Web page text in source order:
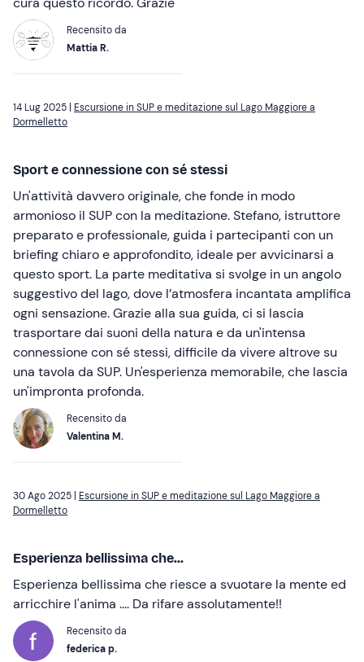
Recensito da
Mattia R.
14 Lug 2025 | Escursione in SUP e meditazione sul Lago Maggiore a
Dormelletto
Sport e connessione con sé stessi
Un'attività davvero originale, che fonde in modo
armonioso il SUP con la meditazione. Stefano, istruttore
preparato e professionale, guida i partecipanti con un
briefing chiaro e approfondito, ideale per avvicinarsi a
questo sport. La parte meditativa si svolge in un angolo
suggestivo del lago, dove l’atmosfera incantata amplifica
ogni sensazione. Grazie alla sua guida, ci si lascia
trasportare dai suoni della natura e da un'intensa
connessione con sé stessi, difficile da vivere altrove su
una tavola da SUP. Un'esperienza memorabile, che lascia
un'impronta profonda.
Recensito da
Valentina M.
30 Ago 2025 | Escursione in SUP e meditazione sul Lago Maggiore a
Dormelletto
Esperienza bellissima che...
Esperienza bellissima che riesce a svuotare la mente ed
arricchire l'anima .... Da rifare assolutamente!!
Recensito da
federica p.